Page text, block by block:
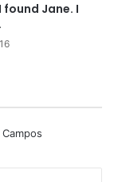
found Jane. I
Campos